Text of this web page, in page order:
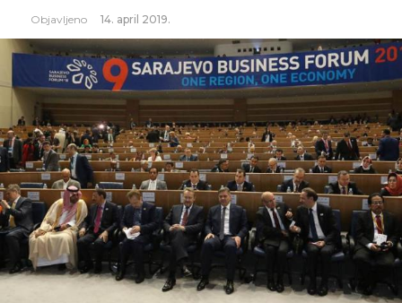
Objavljeno 14. april 2019.